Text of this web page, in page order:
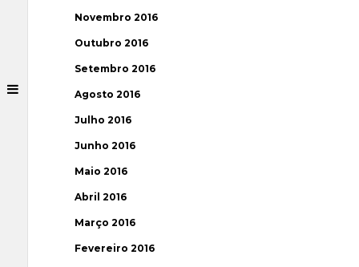
Novembro 2016
Outubro 2016
Setembro 2016
Agosto 2016
Julho 2016
Junho 2016
Maio 2016
Abril 2016
Março 2016
Fevereiro 2016